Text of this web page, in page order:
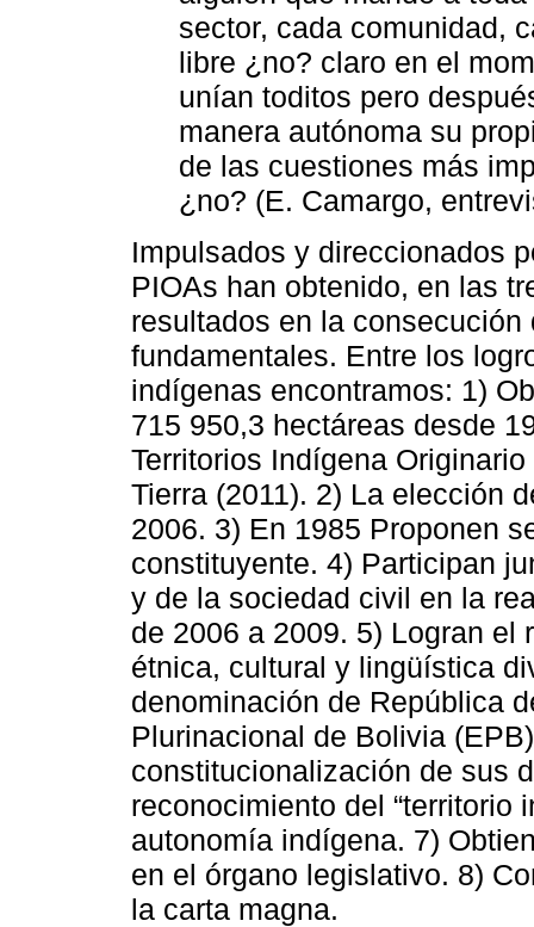
sector, cada comunidad,
libre ¿no? claro en el
unían toditos pero
manera autónoma su
de las cuestiones más
¿no? (E. Camargo,
Impulsados y direccionados
PIOAs han obtenido, en las
resultados en la
fundamentales. Entre los
indígenas encontramos: 1)
715 950,3 hectáreas desde
Territorios Indígena
Tierra (2011). 2) La elección
2006. 3) En 1985 Proponen
constituyente. 4) Participan
y de la sociedad civil en la
de 2006 a 2009. 5) Logran
étnica, cultural y lingüística
denominación de República
Plurinacional de Bolivia
constitucionalización de sus
reconocimiento del “territorio
autonomía indígena. 7)
en el órgano legislativo. 8)
la carta magna.